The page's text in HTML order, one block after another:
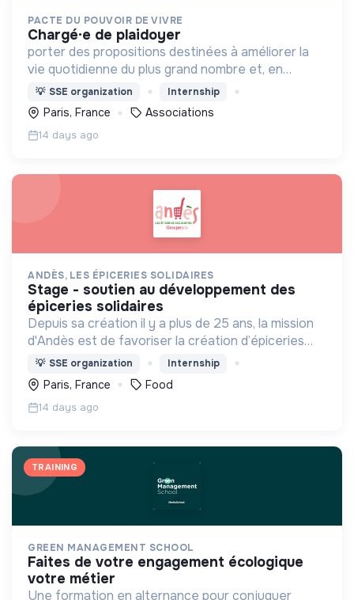
PACTE DU POUVOIR DE VIVRE
chargé·e de plaidoyer
porter des propositions destinées à améliorer la
vie quotidienne du plus grand nombre et, en
particulier des plus fragiles, tout en contribuant à
la construction d’une société + juste et +
écologique.
💡 SSE organization Internship
Paris, France Associations
14 days ago
ANDÈS, LES ÉPICERIES SOLIDAIRES
stage - soutien au développement des
épiceries solidaires
Depuis sa création il y a plus de 25 ans, la mission
d'Andès est de favoriser la création d’épiceries
solidaires et d’accompagner son réseau à exercer
au mieux ses missions.
💡 SSE organization Internship
Paris, France Food
14 days ago
TRAINING
GREEN MANAGEMENT SCHOOL
faites de votre engagement écologique
votre métier
Une formation en alternance pour conjuguer